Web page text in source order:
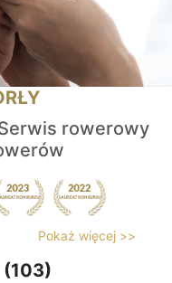
rowerowy
Pokaż więcej >>
(103)